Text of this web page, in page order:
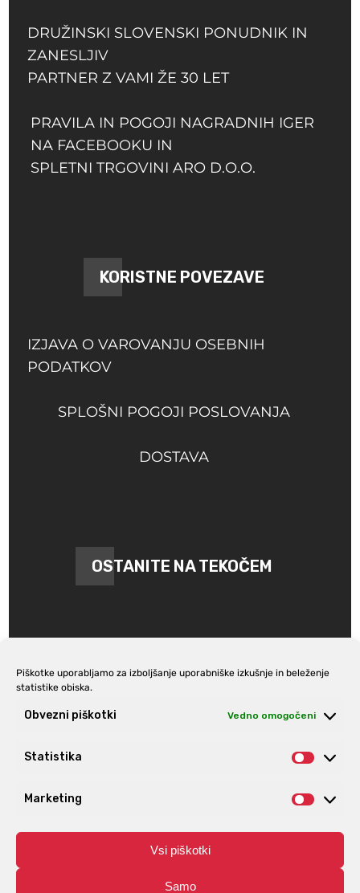
Piškotke uporabljamo za izboljšanje uporabniške izkušnje in beleženje
statistike obiska.
Obvezni piškotki Vedno omogočeni
Statistika
Marketing
Vsi piškotki
Samo
DRUŽINSKI SLOVENSKI PONUDNIK IN
ZANESLJIV
PARTNER Z VAMI ŽE 30 LET
PRAVILA IN POGOJI NAGRADNIH IGER
NA FACEBOOKU IN
SPLETNI TRGOVINI ARO D.O.O.
KORISTNE POVEZAVE
IZJAVA O VAROVANJU OSEBNIH
PODATKOV
SPLOŠNI POGOJI POSLOVANJA
DOSTAVA
OSTANITE NA TEKOČEM